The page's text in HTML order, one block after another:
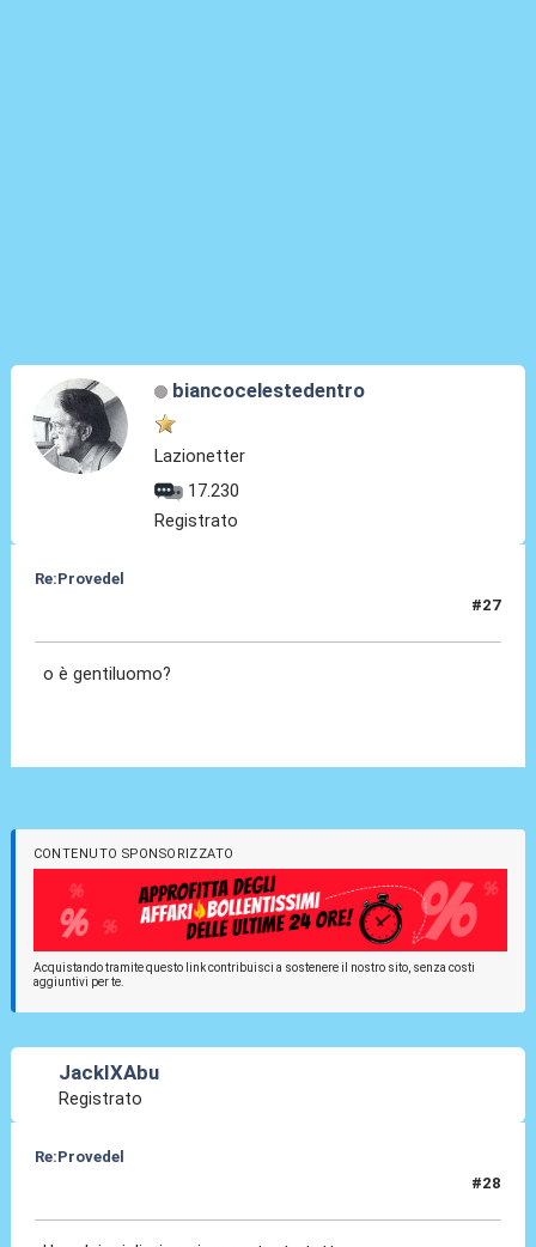
biancocelestedentro
Lazionetter
17.230
Registrato
Re:Provedel
#27
o è gentiluomo?
CONTENUTO SPONSORIZZATO
Acquistando tramite questo link contribuisci a sostenere il nostro sito, senza costi
aggiuntivi per te.
JackIXAbu
Registrato
Re:Provedel
#28